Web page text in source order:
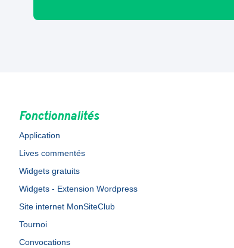
Fonctionnalités
Application
Lives commentés
Widgets gratuits
Widgets - Extension Wordpress
Site internet MonSiteClub
Tournoi
Convocations